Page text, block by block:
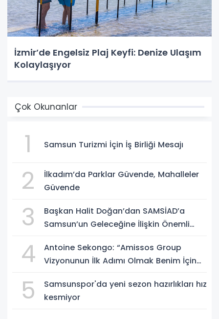
İzmir’de Engelsiz Plaj Keyfi: Denize Ulaşım
Kolaylaşıyor
Çok Okunanlar
1 Samsun Turizmi İçin İş Birliği Mesajı
2
İlkadım’da Parklar Güvende, Mahalleler
Güvende
3
Başkan Halit Doğan’dan SAMSİAD’a
Samsun’un Geleceğine İlişkin Önemli
4
Antoine Sekongo: “Amissos Group
Vizyonunun İlk Adımı Olmak Benim İçin
5
Samsunspor'da yeni sezon hazırlıkları hız
kesmiyor